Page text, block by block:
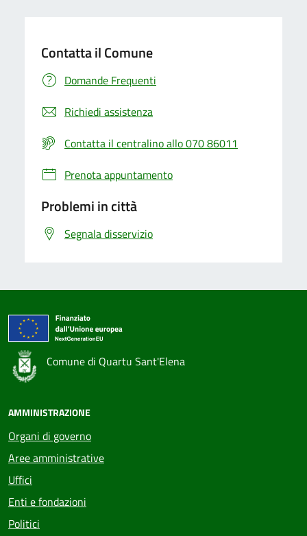
Contatta il Comune
Domande Frequenti
Richiedi assistenza
Contatta il centralino allo 070 86011
Prenota appuntamento
Problemi in città
Segnala disservizio
Comune di Quartu Sant'Elena
AMMINISTRAZIONE
Organi di governo
Aree amministrative
Uffici
Enti e fondazioni
Politici